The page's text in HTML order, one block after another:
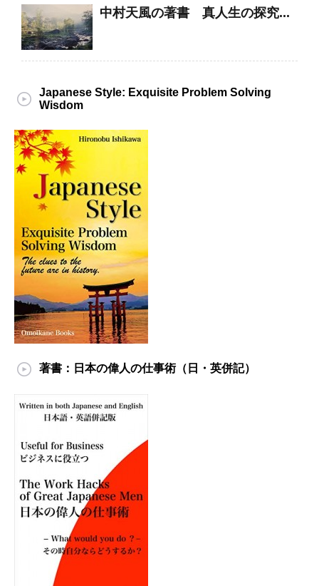
中村天風の著書 真人生の探究...
Japanese Style: Exquisite Problem Solving
Wisdom
著書：日本の偉人の仕事術（日・英併記）